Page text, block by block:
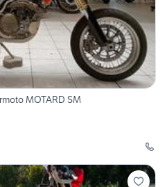
MOTARD SM